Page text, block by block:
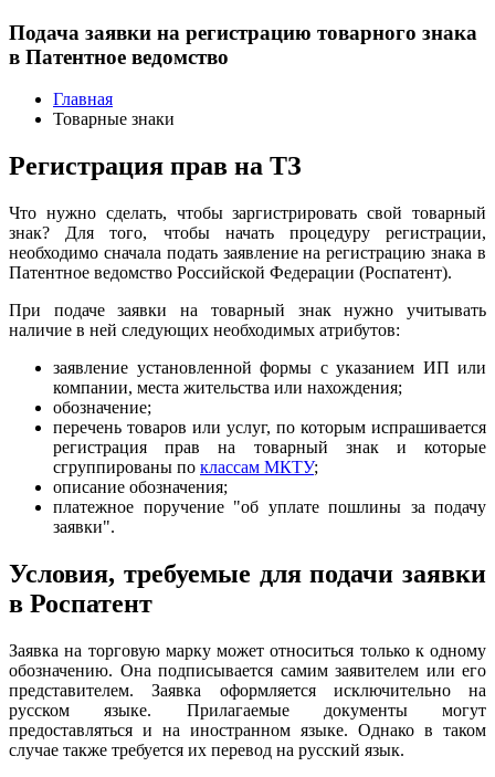
Подача заявки на регистрацию товарного знака
в Патентное ведомство
Главная
Товарные знаки
Регистрация прав на ТЗ
Что нужно сделать, чтобы заргистрировать свой товарный
знак? Для того, чтобы начать процедуру регистрации,
необходимо сначала подать заявление на регистрацию знака в
Патентное ведомство Российской Федерации (Роспатент).
При подаче заявки на товарный знак нужно учитывать
наличие в ней следующих необходимых атрибутов:
заявление установленной формы с указанием ИП или
компании, места жительства или нахождения;
обозначение;
перечень товаров или услуг, по которым испрашивается
регистрация прав на товарный знак и которые
сгруппированы по классам МКТУ;
описание обозначения;
платежное поручение "об уплате пошлины за подачу
заявки".
Условия, требуемые для подачи заявки
в Роспатент
Заявка на торговую марку может относиться только к одному
обозначению. Она подписывается самим заявителем или его
представителем. Заявка оформляется исключительно на
русском языке. Прилагаемые документы могут
предоставляться и на иностранном языке. Однако в таком
случае также требуется их перевод на русский язык.